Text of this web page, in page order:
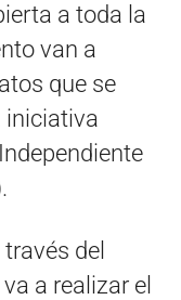
a toda la
van a
que se
iniciativa
del
a realizar el